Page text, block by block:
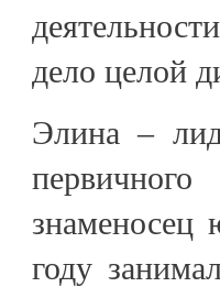
дело целой
Элина –
знаменосец
году